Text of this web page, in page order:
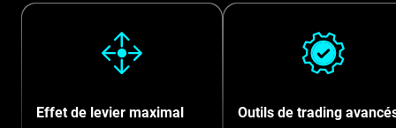
Effet de levier maximal Outils de trading